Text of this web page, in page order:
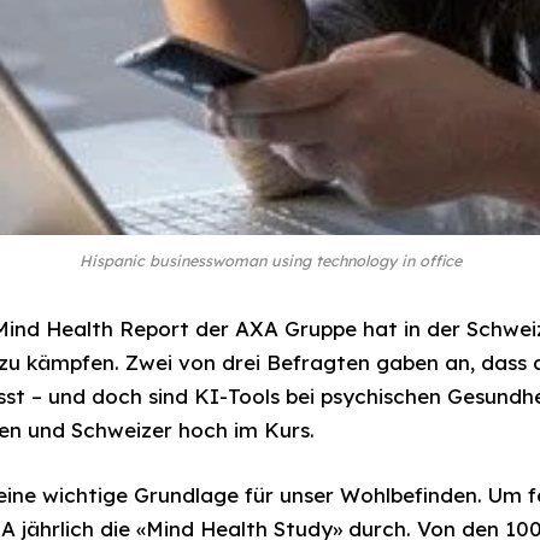
Hispanic businesswoman using technology in office
Health Report der AXA Gruppe hat in der
kämpfen. Zwei von drei Befragten gaben an, dass
– und doch sind KI-Tools bei psychischen
und Schweizer hoch im Kurs.
wichtige Grundlage für unser Wohlbefinden. Um
jährlich die «Mind Health Study» durch. Von den